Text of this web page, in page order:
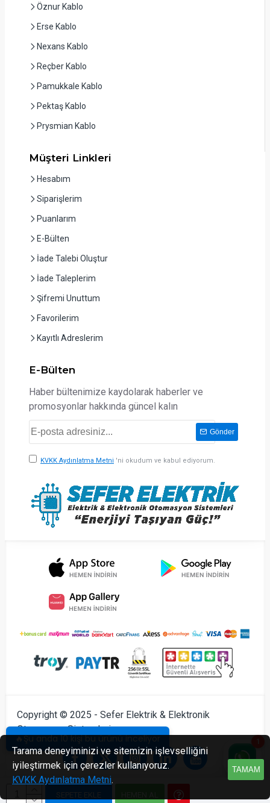
SEPETE EKLE
🔥Şu anda 10 kişi bu ürünü inceliyor
Öznur Kablo
Erse Kablo
Nexans Kablo
Reçber Kablo
Pamukkale Kablo
Pektaş Kablo
Prysmian Kablo
Müşteri Linkleri
Hesabım
Siparişlerim
Puanlarım
E-Bülten
İade Talebi Oluştur
İade Taleplerim
Şifremi Unuttum
Favorilerim
Kayıtlı Adreslerim
E-Bülten
Haber bültenimize kaydolarak haberler ve
promosyonlar hakkında güncel kalın
Gönder
KVKK Aydınlatma Metni 'ni okudum ve kabul ediyorum.
Copyright © 2025 - Sefer Elektrik & Elektronik
Otomasyon Sistemleri
TAMAM
Tarama deneyiminizi ve sitemizin işlevselliğini
iyileştirmek için çerezler kullanıyoruz.
KVKK Aydınlatma Metni.